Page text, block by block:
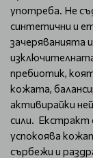
употреба. Не
синтетични и
зачеряванията
пребиотик,
кожата,
активирайки
сили. Екстракт
успокоява
сърбежи и